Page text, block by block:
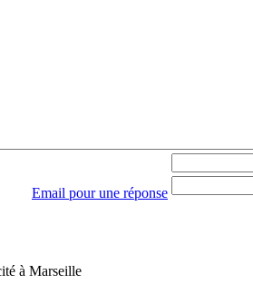
Email pour une réponse
à Marseille